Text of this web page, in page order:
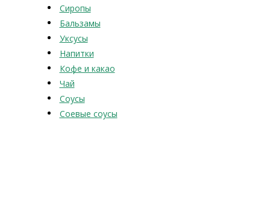
Сиропы
Бальзамы
Уксусы
Напитки
Кофе и какао
Чай
Соусы
Соевые соусы